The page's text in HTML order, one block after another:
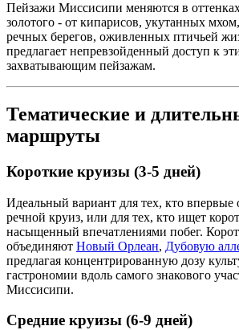
Пейзажи Миссисипи меняются в
золотого - от кипарисов, укутанных
речных берегов, оживленных птичьей
предлагает непревзойденный доступ к
захватывающим пейзажам.
Тематические и
маршруты
Короткие круизы (3-5 дней)
Идеальный вариант для тех, кто впервые
речной круиз, или для тех, кто ищет
насыщенный впечатлениями побег.
объединяют Новый Орлеан, Дубовую
предлагая концентрированную дозу
гастрономии вдоль самого знакового
Миссисипи.
Средние круизы (6-9 дней)